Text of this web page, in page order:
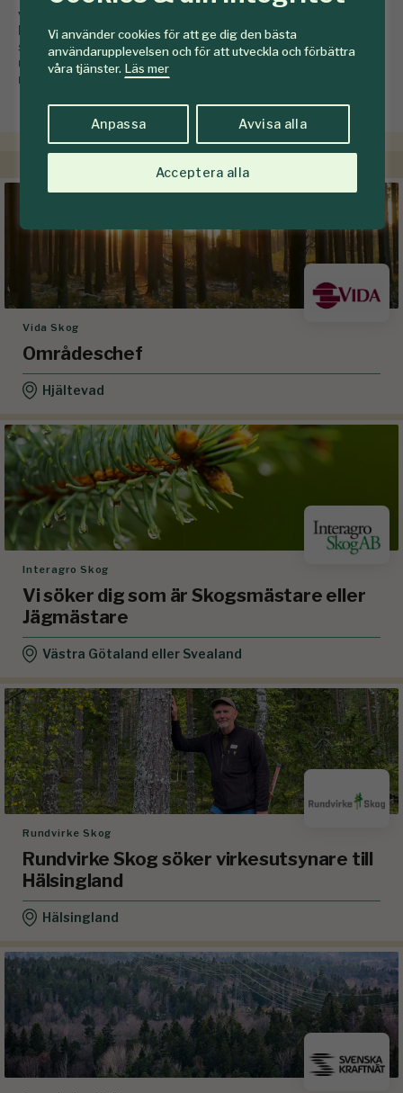
Vi använder cookies för att ge dig den bästa
användarupplevelsen och för att utveckla och förbättra
våra tjänster. Läs mer
Anpassa Avvisa alla
Acceptera alla
växande nordiska skogar utgör grunden för några av de
bästa presterande förpackningsmaterialen. Som Sveriges
största brukare av fiberråvara är skogsavdelningens
uppdrag att trygga företagets svenska industrier med
massaved, flis och bränsle.
Vida Skog
Områdeschef
Hjältevad
Interagro Skog
Vi söker dig som är Skogsmästare eller
Jägmästare
Västra Götaland eller Svealand
Rundvirke Skog
Rundvirke Skog söker virkesutsynare till
Hälsingland
Hälsingland